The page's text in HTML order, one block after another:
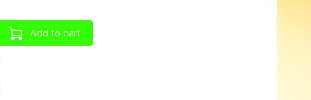
Add to cart